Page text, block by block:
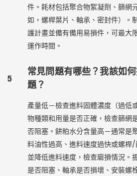
件。耗材包括聚合物絮凝劑、篩網
如，螺桿葉片、軸承、密封件）。
護計畫並備有備用易損件，可最大
運作時間。
5
常見問題有哪些？我該如
題？
產量低－檢查進料固體濃度（過低
物種類和用量是否正確，檢查篩網
否阻塞。餅粕水分含量高－通常是
料油性過高、進料速度過快或螺桿
並降低進料速度，檢查磨損情況。
是否阻塞、軸承是否損壞、安裝螺